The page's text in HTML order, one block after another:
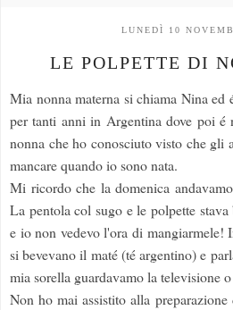
LUNEDÌ 10
LE POLPETTE DI
Mia nonna materna si chiama Nina ed
per tanti anni in Argentina dove poi é
nonna che ho conosciuto visto che gli
mancare quando io sono nata.
Mi ricordo che la domenica
La pentola col sugo e le polpette
e io non vedevo l'ora di mangiarmele!
si bevevano il maté (té argentino) e
mia sorella guardavamo la televisione
Non ho mai assistito alla